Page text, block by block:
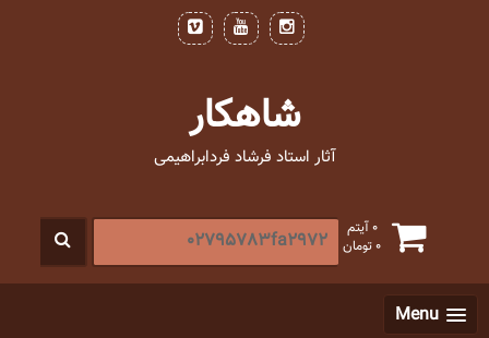
شاهکار
آثار استاد فرشاد فردابراهیمی
0 آیتم
0تومان
جستجو
برای
Menu